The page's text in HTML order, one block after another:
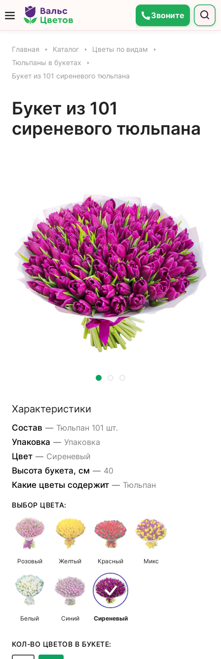
Звоните
Главная Каталог
Цветы по видам
Тюльпаны в букетах
Букет из 101 сиреневого тюльпана
Букет из 101
сиреневого тюльпана
Характеристики
Состав — Тюльпан 101 шт.
Упаковка — Упаковка
Цвет — Сиреневый
Высота букета, см — 40
Какие цветы содержит — Тюльпан
ВЫБОР ЦВЕТА:
Розовый Желтый Красный Микс
Белый Синий Сиреневый
КОЛ-ВО ЦВЕТОВ В БУКЕТЕ: